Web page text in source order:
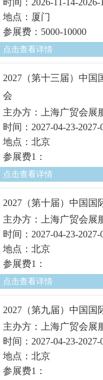
时间：2026-11-14-2026-
地点：厦门
参展费：5000-10000
点击查看详情
2027（第十三届）中
会
主办方：上海广贸会展
时间：2027-04-23-2027-
地点：北京
参展费1：
点击查看详情
2027（第十届）中国国
主办方：上海广贸会展
时间：2027-04-23-2027-
地点：北京
参展费1：
点击查看详情
2027（第九届）中国国
主办方：上海广贸会展
时间：2027-04-23-2027-
地点：北京
参展费1：